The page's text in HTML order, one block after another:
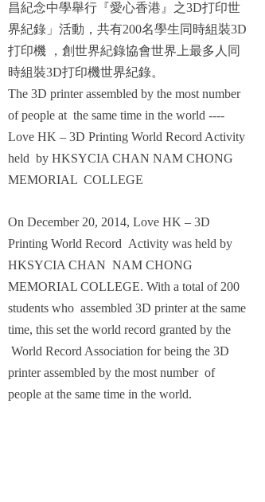
昌紀念中學舉行『愛心香港』之3D打印世
界紀錄」活動，共有200名學生同時組裝3D
打印機
，創世界紀錄協會世界上最多人同
時組裝3D打印機世界紀錄。
The 3D printer assembled by the most number
of people at the same time in the world ----
Love HK – 3D Printing World Record Activity
held by HKSYCIA CHAN NAM CHONG
MEMORIAL COLLEGE
On December 20, 2014, Love HK – 3D
Printing World Record Activity was held by
HKSYCIA CHAN NAM CHONG
MEMORIAL COLLEGE. With a total of 200
students who assembled 3D printer at the same
time, this set the world record granted by the
World Record Association for being the 3D
printer assembled by the most number of
people at the same time in the world.